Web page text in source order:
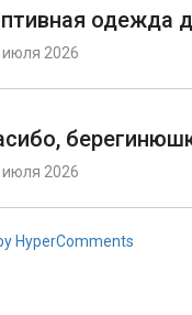
одежда
июля 2026
июля 2026
HyperComments